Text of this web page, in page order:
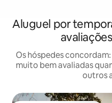
Aluguel por
Os hóspedes
muito bem avaliadas
outros